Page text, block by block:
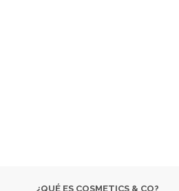
¿QUÉ ES COSMETICS & CO?